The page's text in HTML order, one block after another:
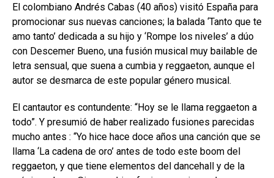
El colombiano Andrés Cabas (40 años) visitó España para
promocionar sus nuevas canciones; la balada ‘Tanto que te
amo tanto’ dedicada a su hijo y ‘Rompe los niveles’ a dúo
con Descemer Bueno, una fusión musical muy bailable de
letra sensual, que suena a cumbia y reggaeton, aunque el
autor se desmarca de este popular género musical.
El cantautor es contundente: “Hoy se le llama reggaeton a
todo”. Y presumió de haber realizado fusiones parecidas
mucho antes : “Yo hice hace doce años una canción que se
llama ‘La cadena de oro’ antes de todo este boom del
reggaeton, y que tiene elementos del dancehall y de la